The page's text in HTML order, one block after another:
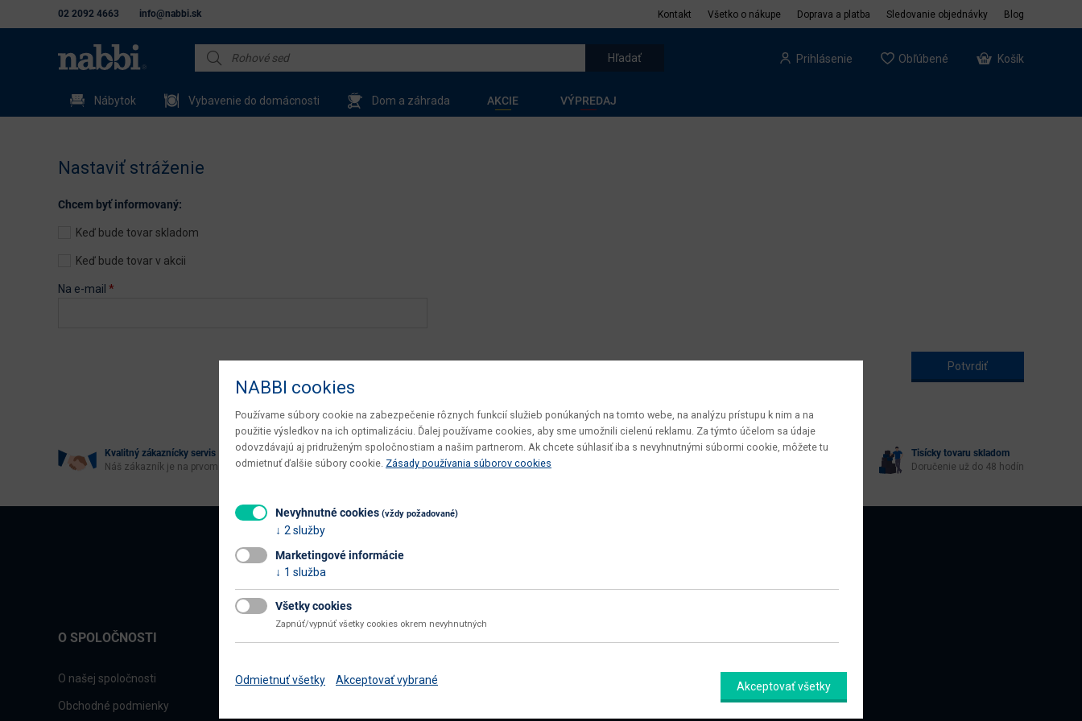
02 2092 4663 info@nabbi.sk Kontakt Všetko o nákupe Doprava a platba Sledovanie objednávky Blog
Prihlásenie Obľúbené Košík
Nábytok Vybavenie do domácnosti Dom a záhrada AKCIE VÝPREDAJ
Nastaviť stráženie
Chcem byť informovaný:
Keď bude tovar skladom
Keď bude tovar v akcii
Na e-mail *
Kvalitný zákaznícky servis
Náš zákazník je na prvom mieste
Vrátenie tovaru do 30 dní
Maximálne pohodlie pre vás
Top ceny
Tisícky tovaru skladom
Doručenie už do 48 hodín
O SPOLOČNOSTI
O našej spoločnosti
Obchodné podmienky
Obchodné podmienky Reklamačný formulár
Odstúpiť od zmluvy tu
NABBI cookies
Používame súbory cookie na zabezpečenie rôznych funkcií služieb ponúkaných na tomto webe, na analýzu prístupu k nim a na
použitie výsledkov na ich optimalizáciu. Ďalej používame cookies, aby sme umožnili cielenú reklamu. Za týmto účelom sa údaje
odovzdávajú aj pridruženým spoločnostiam a našim partnerom. Ak chcete súhlasiť iba s nevyhnutnými súbormi cookie, môžete tu
odmietnuť ďalšie súbory cookie. Zásady používania súborov cookies
Nevyhnutné cookies (vždy požadované)
2 služby
Marketingové informácie
1 služba
Všetky cookies
Zapnúť/vypnúť všetky cookies okrem nevyhnutných
Odmietnuť všetky Akceptovať vybrané Akceptovať všetky